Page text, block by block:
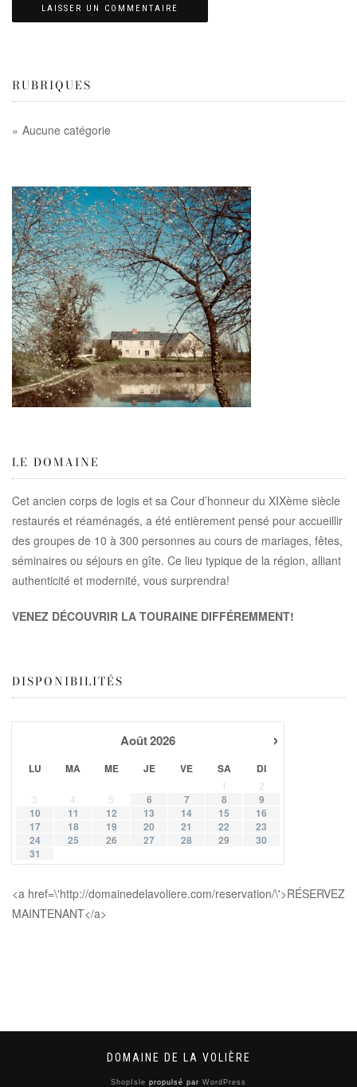
RUBRIQUES
Aucune catégorie
LE DOMAINE
Cet ancien corps de logis et sa Cour d’honneur du XIXème siècle
restaurés et réaménagés, a été entièrement pensé pour accueillir
des groupes de 10 à 300 personnes au cours de mariages, fêtes,
séminaires ou séjours en gîte. Ce lieu typique de la région, alliant
authenticité et modernité, vous surprendra!
VENEZ DÉCOUVRIR LA TOURAINE DIFFÉREMMENT!
DISPONIBILITÉS
›
Août2026
LU MA ME JE VE SA DI
1
2
3
4 5 6 7 8
9
10
11 12 13 14 15
16
17
18 19 20 21 22
23
24
25 26 27 28 29
30
31
<a href=\'http://domainedelavoliere.com/reservation/\'>RÉSERVEZ
MAINTENANT</a>
DOMAINE DE LA VOLIÈRE
ShopIsle propulsé par WordPress